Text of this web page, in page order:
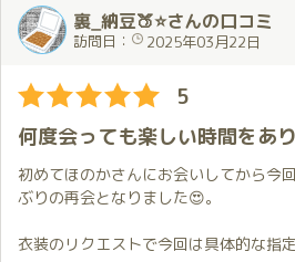
いし、感謝したい💕
これからも推し続けることを誓います✨
様々な気遣いで快適に過ごすことが出来
技術もホスピタリティも素晴らしい穂
は楽しくて本当に特別です。
お伺いする度に穂香さんとお会いでき
ポイントもちょっとずつ貯まっている
でゆっくり過ごす機会も作りたいと思
4月の予定は既にお伝えしているので、
しています。
軽く休憩をはさんだ後はほのかさんに
はじめ、私がやりたかったあらゆる体
ンジしてくださり、とてもホスピタリ
感じて更に昇天。
夢のような時間を過ごすことができま
裏_納豆🍑⭐さんの口コミ
訪問日： 2025年03月22日
5
何度会っても楽しい時間をあ
初めてほのかさんにお会いしてから今
ぶりの再会となりました😍。
衣装のリクエストで今回は具体的な指